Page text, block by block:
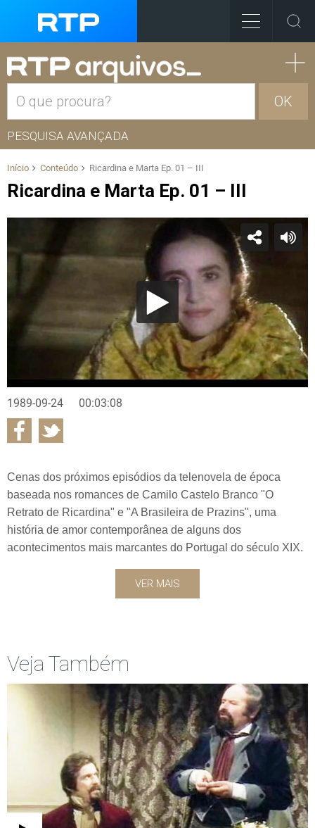
OK
PESQUISA AVANÇADA
Início Conteúdo Ricardina e Marta Ep. 01 – III
Ricardina e Marta Ep. 01 – III
1989-09-24 00:03:08
Cenas dos próximos episódios da telenovela de época
baseada nos romances de Camilo Castelo Branco "O
Retrato de Ricardina" e "A Brasileira de Prazins", uma
história de amor contemporânea de alguns dos
acontecimentos mais marcantes do Portugal do século XIX.
VER MAIS
Veja Também